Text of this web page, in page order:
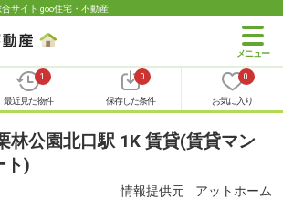
サイト goo住宅・不動産
1
最近見た物件
0
保存した条件
0
お気に入り
林公園北口駅 1K 賃貸(賃貸マン
ト)
情報提供元 アットホーム